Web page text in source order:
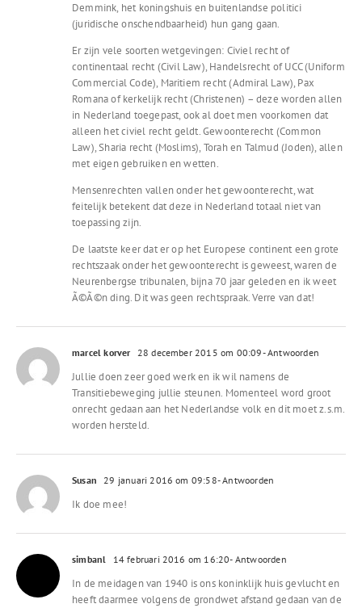
Demmink, het koningshuis en buitenlandse politici
(juridische onschendbaarheid) hun gang gaan.
Er zijn vele soorten wetgevingen: Civiel recht of
continentaal recht (Civil Law), Handelsrecht of UCC (Uniform
Commercial Code), Maritiem recht (Admiral Law), Pax
Romana of kerkelijk recht (Christenen) – deze worden allen
in Nederland toegepast, ook al doet men voorkomen dat
alleen het civiel recht geldt. Gewoonterecht (Common
Law), Sharia recht (Moslims), Torah en Talmud (Joden), allen
met eigen gebruiken en wetten.
Mensenrechten vallen onder het gewoonterecht, wat
feitelijk betekent dat deze in Nederland totaal niet van
toepassing zijn.
De laatste keer dat er op het Europese continent een grote
rechtszaak onder het gewoonterecht is geweest, waren de
Neurenbergse tribunalen, bijna 70 jaar geleden en ik weet
Ã©Ã©n ding. Dit was geen rechtspraak. Verre van dat!
marcel korver 28 december 2015 om 00:09- Antwoorden
Jullie doen zeer goed werk en ik wil namens de
Transitiebeweging jullie steunen. Momenteel word groot
onrecht gedaan aan het Nederlandse volk en dit moet z.s.m.
worden hersteld.
Susan 29 januari 2016 om 09:58- Antwoorden
Ik doe mee!
simbanl 14 februari 2016 om 16:20- Antwoorden
In de meidagen van 1940 is ons koninklijk huis gevlucht en
heeft daarmee volgens de grondwet afstand gedaan van de